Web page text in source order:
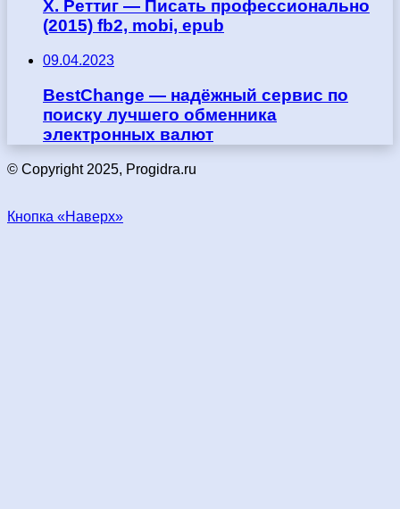
Х. Реттиг — Писать профессионально
(2015) fb2, mobi, epub
09.04.2023
BestChange — надёжный сервис по
поиску лучшего обменника
электронных валют
© Copyright 2025, Progidra.ru
Кнопка «Наверх»